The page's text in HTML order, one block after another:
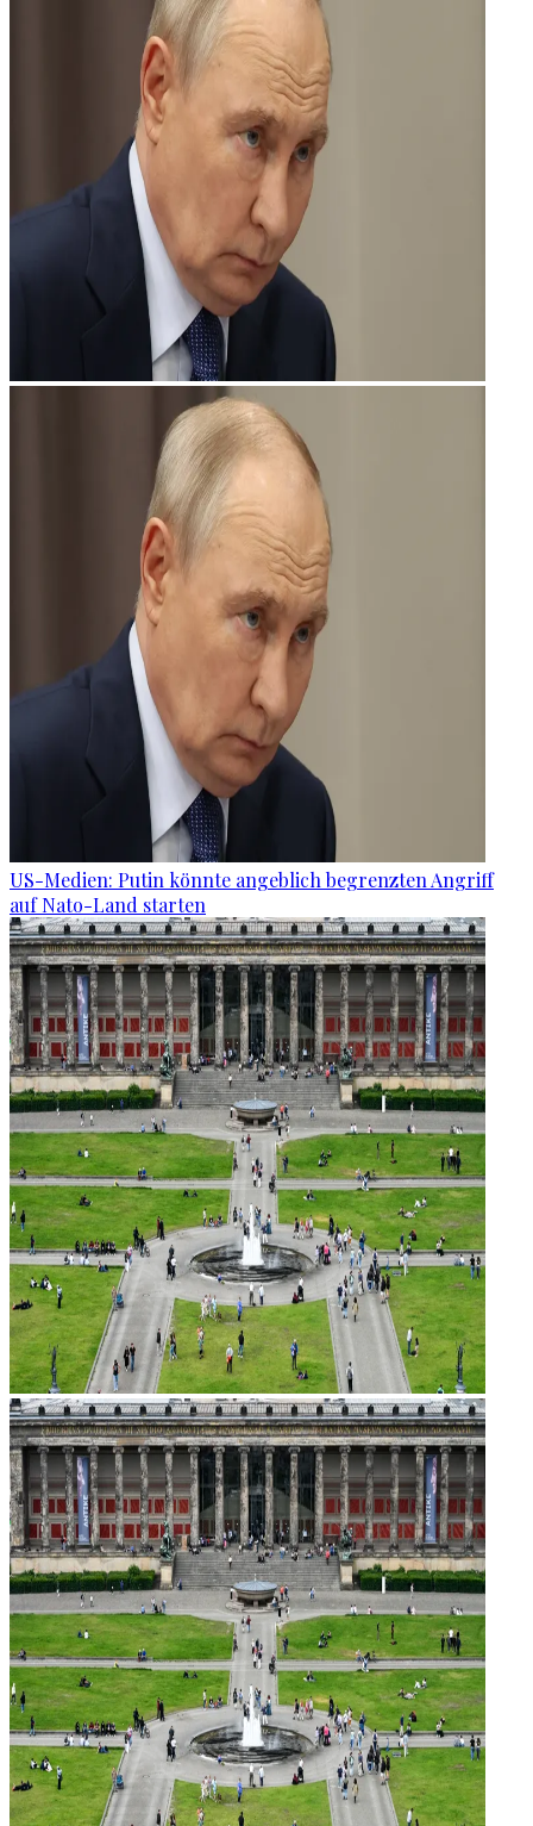
US-Medien: Putin könnte angeblich begrenzten Angriff
auf Nato-Land starten